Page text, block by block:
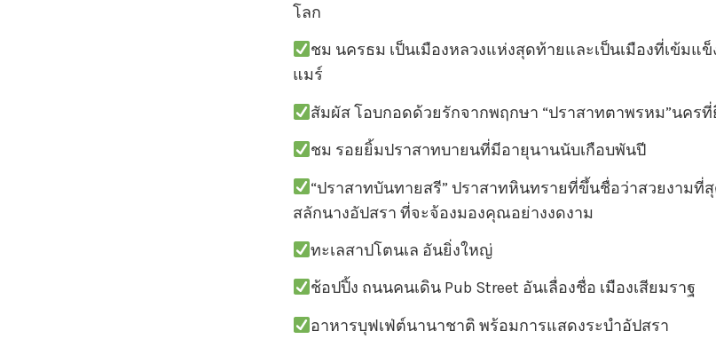
โลก
ชม นครธม เป็นเมืองหลวงแห่งสุดท้ายและเป็นเมืองที่เข้มแ
แมร์
สัมผัส โอบกอดด้วยรักจากพฤกษา “ปราสาทตาพรหม”นคร
ชม รอยยิ้มปราสาทบายนที่มีอายุนานนับเกือบพันปี
“ปราสาทบันทายสรี” ปราสาทหินทรายที่ขึ้นชื่อว่าสวยงามที่
สลักนางอัปสรา ที่จะจ้องมองคุณอย่างงดงาม
ทะเลสาปโตนเล อันยิ่งใหญ่
ช้อปปิ้ง ถนนคนเดิน Pub Street อันเลื่องชื่อ เมืองเสียมราฐ
อาหารบุฟเฟ่ต์นานาชาติ พร้อมการแสดงระบำอัปสรา